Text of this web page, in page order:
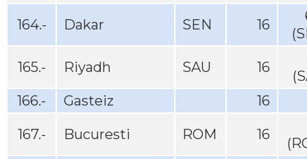
164.- Dakar SEN 16
165.- Riyadh SAU 16
166.-
Gasteiz 16
167.- Bucuresti ROM 16